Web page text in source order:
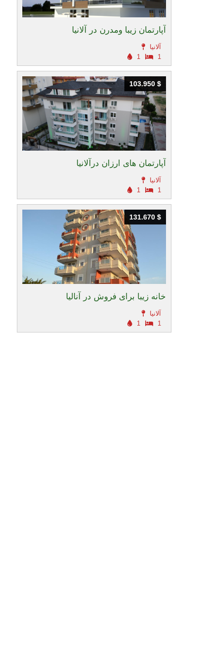
آپارتمان زیبا ومدرن در آلانیا
آلانیا
1
1
آپارتمان های ارزان درآلانیا
آلانیا
1
1
103.950 $
103.950 $
خانه زیبا برای فروش در آنالیا
آلانیا
1
1
131.670 $
131.670 $